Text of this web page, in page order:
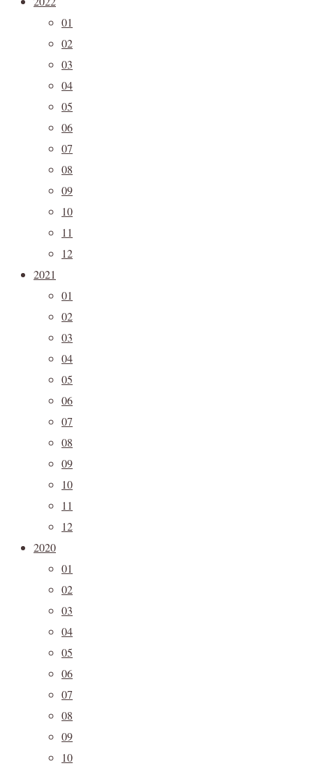
01
02
03
04
05
06
07
08
09
10
11
12
2021
01
02
03
04
05
06
07
08
09
10
11
12
2020
01
02
03
04
05
06
07
08
09
10